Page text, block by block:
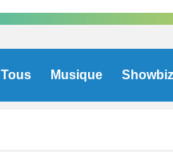
Tous Musique